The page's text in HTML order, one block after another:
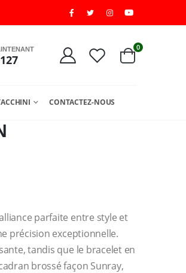
0
CONTACTEZ-NOUS
parfaite entre style et
précision exceptionnelle.
tandis que le bracelet en
brossé façon Sunray,